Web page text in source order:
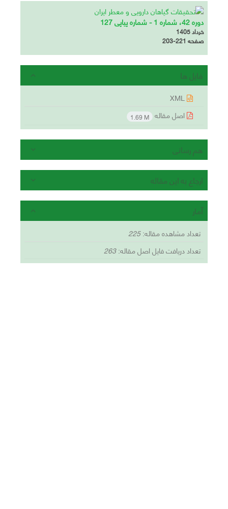
دوره 42، شماره 1 - شماره پیاپی 127
خرداد 1405
صفحه 203-221
فایل ها
اصل مقاله 1.69 M
هم رسانی
ارجاع به این مقاله
آمار
تعداد مشاهده مقاله:225
تعداد دریافت فایل اصل مقاله:263